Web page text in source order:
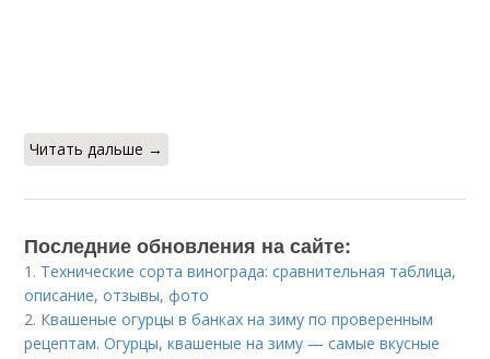
Читать дальше →
Последние обновления на сайте:
1. Технические сорта винограда: сравнительная таблица,
описание, отзывы, фото
2. Квашеные огурцы в банках на зиму по проверенным
рецептам. Огурцы, квашеные на зиму — самые вкусные